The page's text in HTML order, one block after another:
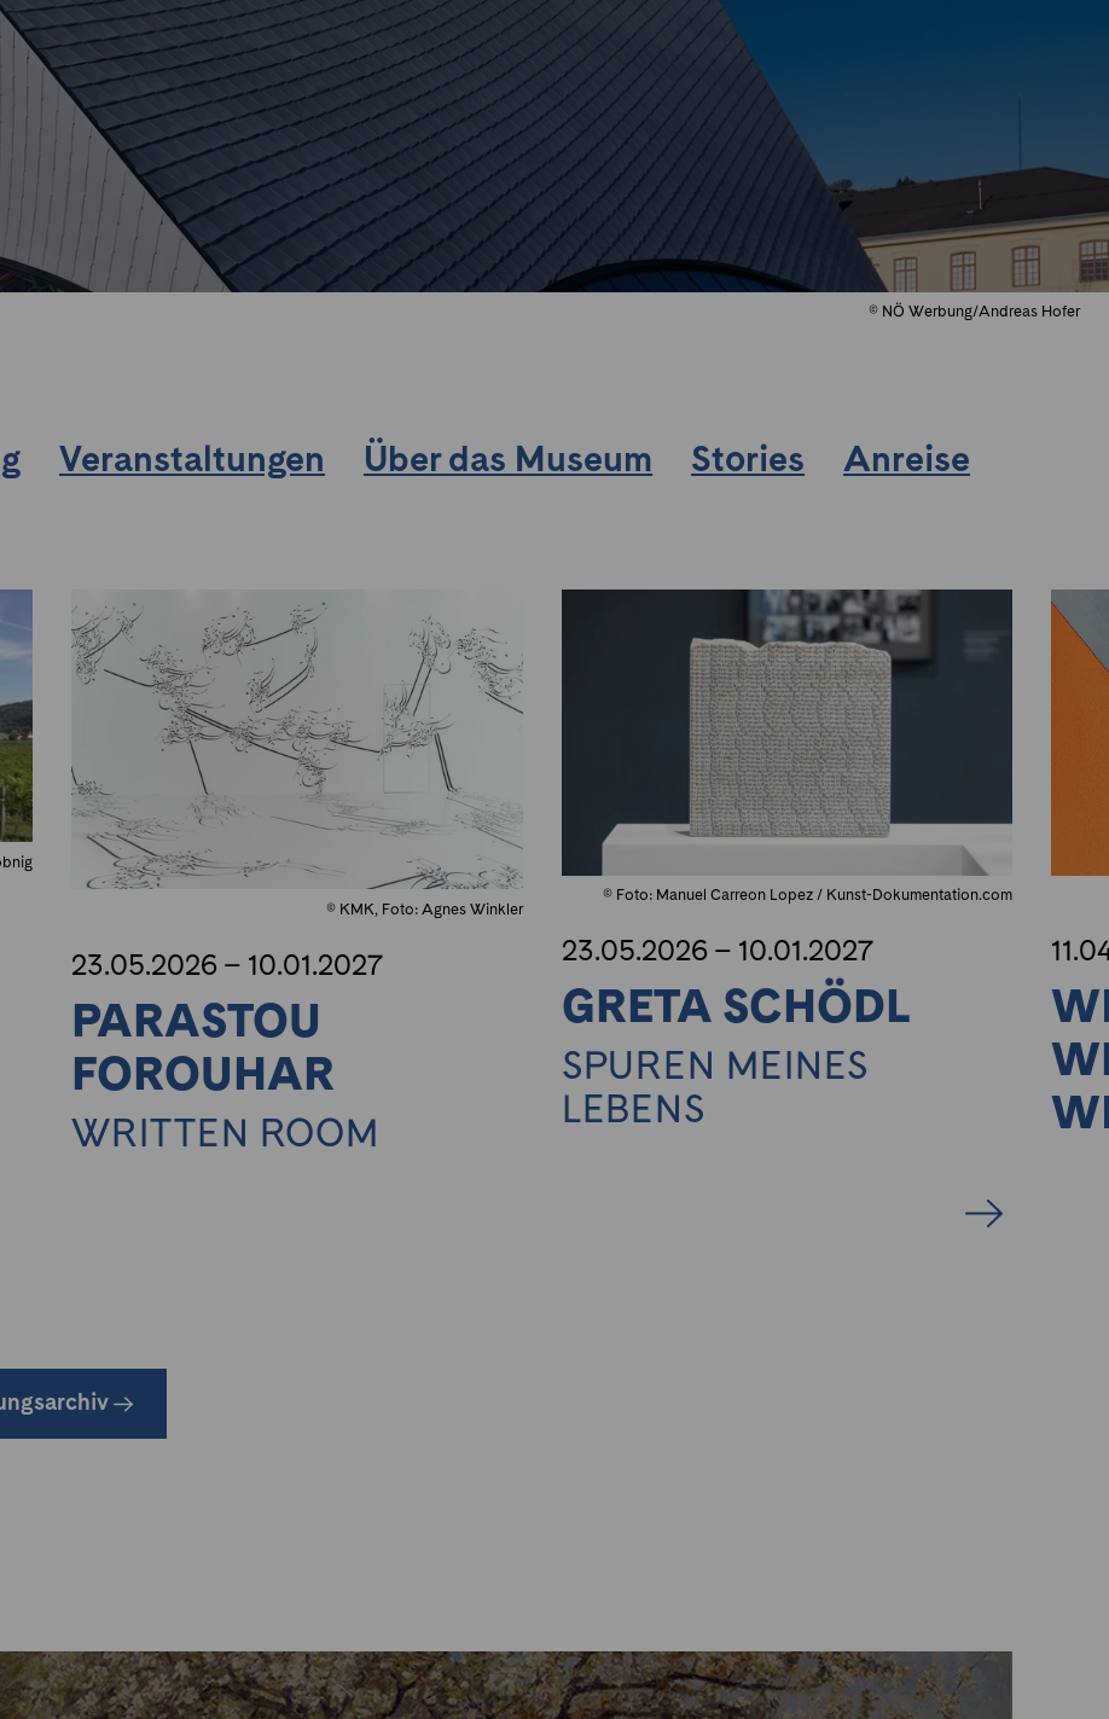
© NÖ Werbung/Andreas Hofer
Veranstaltungen Über das Museum Stories Anreise
© KMK, Foto: Agnes Winkler
23.05.2026 – 10.01.2027
PARASTOU
FOROUHAR
WRITTEN ROOM
© Foto: Manuel Carreon Lopez / Kunst-Dokumentation.com
23.05.2026 – 10.01.2027
GRETA SCHÖDL
SPUREN MEINES
LEBENS